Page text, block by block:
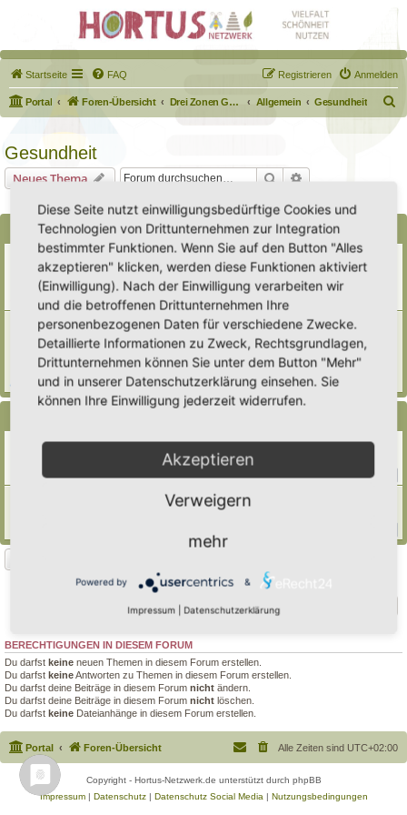
Startseite FAQ Anmelden
Registrieren
Portal Foren-Übersicht Drei Zonen Garten Allgemein Gesundheit
u
Gesundheit
Neues Thema Suche
Bekanntmachungen
Erweiterung der Kriterien zur Eintragung eines Hortus
Letzter Beitrag vonHeike Ehrle«Di 29. Jul 2025, 17:08
Verfasst inAnkündigungen & Fragen zum Forum
Antworten:3
[Bitte lesen] Wie funktioniert die Eintragung Eurer
Gartenprojekte
So 15. Feb 2026, 18:08
Verfasst inEingetragener Hortus - Mein Hortus und ich!
Antworten:1
Gesundheitliche Aspekte des Gärtnerns
Simbienchen«Do 18. Dez 2025, 18:12
1
Gifte im Garten , was sie bewirken....
Sa 4. Mai 2024, 22:35
2 Themen • Seite
BERECHTIGUNGEN IN DIESEM FORUM
Du darfst keine neuen Themen in diesem Forum erstellen.
Du darfst keineAntworten zu Themen in diesem Forum erstellen.
Du darfst deine Beiträge in diesem Forum nicht ändern.
Du darfst deine Beiträge in diesem Forum nicht löschen.
Du darfst keine Dateianhänge in diesem Forum erstellen.
Portal Foren-Übersicht Alle Zeiten sind UTC+02:00
Copyright - Hortus-Netzwerk.de unterstützt durch phpBB
Impressum| Datenschutz| Datenschutz Social Media | Nutzungsbedingungen
Diese Seite nutzt einwilligungsbedürftige Cookies und
Technologien von Drittunternehmen zur Integration
bestimmter Funktionen. Wenn Sie auf den Button "Alles
akzeptieren" klicken, werden diese Funktionen aktiviert
(Einwilligung). Nach der Einwilligung verarbeiten wir
und die betroffenen Drittunternehmen Ihre
personenbezogenen Daten für verschiedene Zwecke.
Detaillierte Informationen zu Zweck, Rechtsgrundlagen,
Drittunternehmen können Sie unter dem Button "Mehr"
und in unserer Datenschutzerklärung einsehen. Sie
können Ihre Einwilligung jederzeit widerrufen.
Akzeptieren
Verweigern
mehr
Powered by &
Impressum Datenschutzerklärung